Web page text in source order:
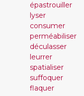
épastrouiller
lyser
consumer
perméabiliser
déculasser
leurrer
spatialiser
suffoquer
flaquer